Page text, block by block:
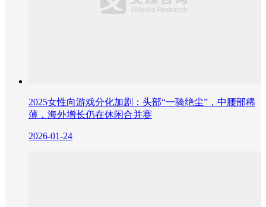
2025女性向游戏分化加剧：头部“一骑绝尘”，中腰部稀
薄，海外增长仍在休闲合并赛
2026-01-24